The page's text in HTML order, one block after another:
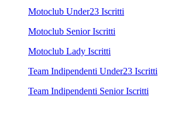
Motoclub Under23 Iscritti
Motoclub Senior Iscritti
Motoclub Lady Iscritti
Team Indipendenti Under23 Iscritti
Team Indipendenti Senior Iscritti